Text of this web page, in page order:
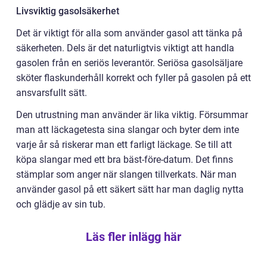
Livsviktig gasolsäkerhet
Det är viktigt för alla som använder gasol att tänka på
säkerheten. Dels är det naturligtvis viktigt att handla
gasolen från en seriös leverantör. Seriösa gasolsäljare
sköter flaskunderhåll korrekt och fyller på gasolen på ett
ansvarsfullt sätt.
Den utrustning man använder är lika viktig. Försummar
man att läckagetesta sina slangar och byter dem inte
varje år så riskerar man ett farligt läckage. Se till att
köpa slangar med ett bra bäst-före-datum. Det finns
stämplar som anger när slangen tillverkats. När man
använder gasol på ett säkert sätt har man daglig nytta
och glädje av sin tub.
Läs fler inlägg här